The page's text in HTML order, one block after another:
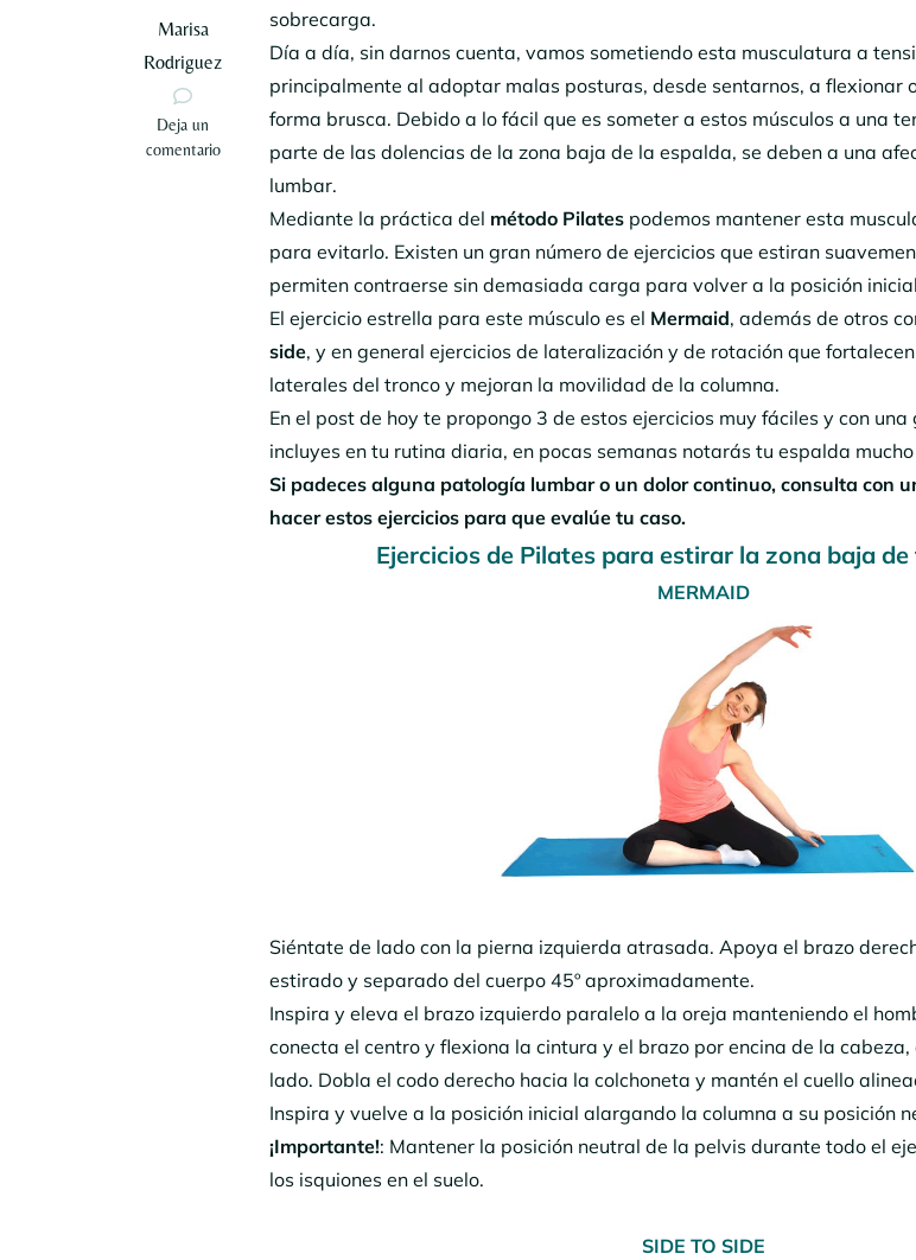
Marisa
Rodriguez
Deja un
comentario
en
3
sobrecarga.
Día a día, sin darnos cuenta, vamos sometiendo esta musculatura a
principalmente al adoptar malas posturas, desde sentarnos, a flexionar
forma brusca. Debido a lo fácil que es someter a estos músculos a una
parte de las dolencias de la zona baja de la espalda, se deben a una
lumbar.
Mediante la práctica del método Pilates podemos mantener esta
para evitarlo. Existen un gran número de ejercicios que estiran
permiten contraerse sin demasiada carga para volver a la posición
El ejercicio estrella para este músculo es el Mermaid, además de otros
side, y en general ejercicios de lateralización y de rotación que
laterales del tronco y mejoran la movilidad de la columna.
En el post de hoy te propongo 3 de estos ejercicios muy fáciles y con
incluyes en tu rutina diaria, en pocas semanas notarás tu espalda
Si padeces alguna patología lumbar o un dolor continuo, consulta con
hacer estos ejercicios para que evalúe tu caso.
Ejercicios de Pilates para estirar la zona baja
MERMAID
Siéntate de lado con la pierna izquierda atrasada. Apoya el brazo
estirado y separado del cuerpo 45º aproximadamente.
Inspira y eleva el brazo izquierdo paralelo a la oreja manteniendo el
conecta el centro y flexiona la cintura y el brazo por encina de la
lado. Dobla el codo derecho hacia la colchoneta y mantén el cuello
Inspira y vuelve a la posición inicial alargando la columna a su posición
¡Importante!: Mantener la posición neutral de la pelvis durante todo el
los isquiones en el suelo.
SIDE TO SIDE